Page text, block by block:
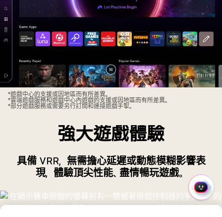
暫
影
*遊戲中心的支援或因地區而有所差異。
*雲端遊戲服務和遊戲中心內遊戲的支援或因地區而有所差異。
*部分遊戲服務或需要另行訂閱和連接遊戲手掣。
強大遊戲體驗
具備 VRR，無需擔心延遲或動態模糊影響表
現，體驗頂尖性能、盡情暢玩遊戲。
快
速